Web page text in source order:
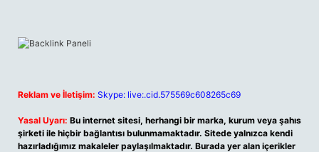
Reklam ve İletişim: Skype: live:.cid.575569c608265c69
Yasal Uyarı: Bu internet sitesi, herhangi bir marka, kurum veya şahıs
şirketi ile hiçbir bağlantısı bulunmamaktadır. Sitede yalnızca kendi
hazırladığımız makaleler paylaşılmaktadır. Burada yer alan içerikler